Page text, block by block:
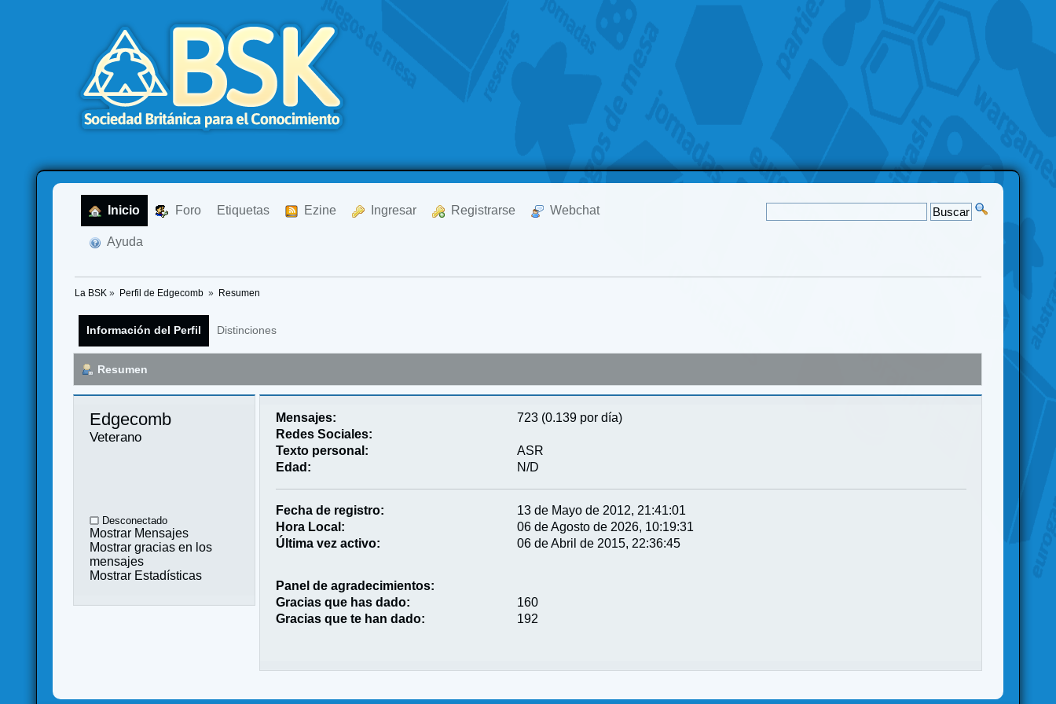
Inicio Foro Etiquetas Ezine Ingresar Registrarse Webchat
Ayuda
La BSK » Perfil de Edgecomb » Resumen
Información del Perfil Distinciones
Resumen
Edgecomb
Veterano
Desconectado
Mostrar Mensajes
Mostrar gracias en los
mensajes
Mostrar Estadísticas
Mensajes:
723 (0.139 por día)
Redes Sociales:
Texto personal:
ASR
Edad:
N/D
Fecha de registro:
13 de Mayo de 2012, 21:41:01
Hora Local:
06 de Agosto de 2026, 10:19:31
Última vez activo:
06 de Abril de 2015, 22:36:45
Panel de agradecimientos:
Gracias que has dado:
160
Gracias que te han dado:
192